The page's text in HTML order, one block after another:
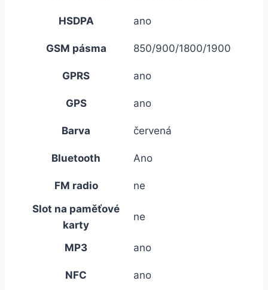
HSDPA ano
GSM pásma 850/900/1800/1900
GPRS ano
GPS ano
Barva červená
Bluetooth Ano
FM radio
ne
Slot na paměťové
karty
ne
MP3 ano
NFC ano